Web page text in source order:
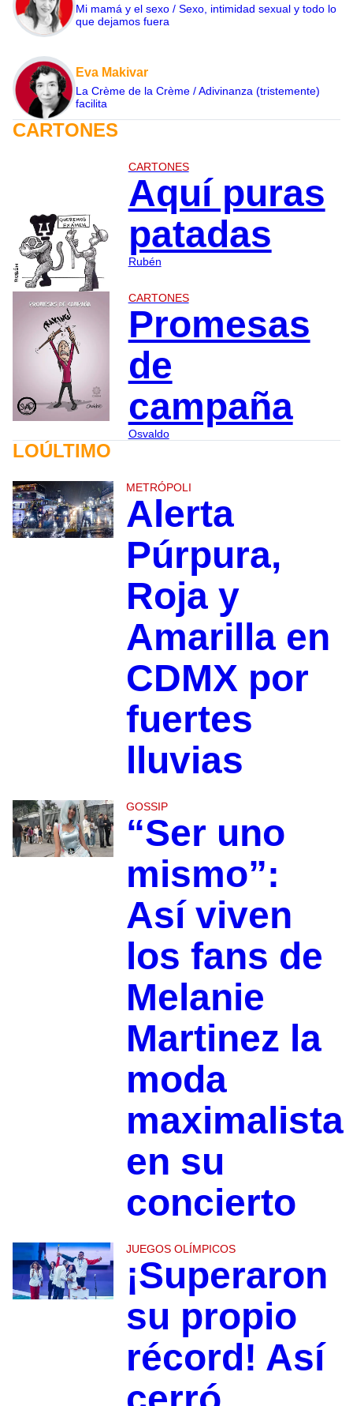
Mi mamá y el sexo / Sexo, intimidad sexual y todo lo
que dejamos fuera
Eva Makivar
La Crème de la Crème / Adivinanza (tristemente)
facilita
CARTONES
CARTONES
Aquí puras
patadas
Rubén
CARTONES
Promesas
de
campaña
Osvaldo
LOÚLTIMO
METRÓPOLI
Alerta
Púrpura,
Roja y
Amarilla en
CDMX por
fuertes
lluvias
GOSSIP
“Ser uno
mismo”:
Así viven
los fans de
Melanie
Martinez la
moda
maximalista
en su
concierto
JUEGOS OLÍMPICOS
¡Superaron
su propio
récord! Así